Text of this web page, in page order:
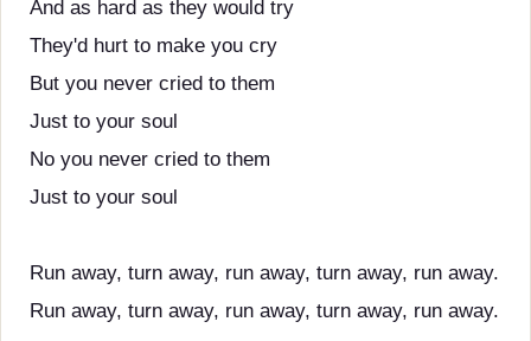
And as hard as they would try
They'd hurt to make you cry
But you never cried to them
Just to your soul
No you never cried to them
Just to your soul
Run away, turn away, run away, turn away, run away.
Run away, turn away, run away, turn away, run away.